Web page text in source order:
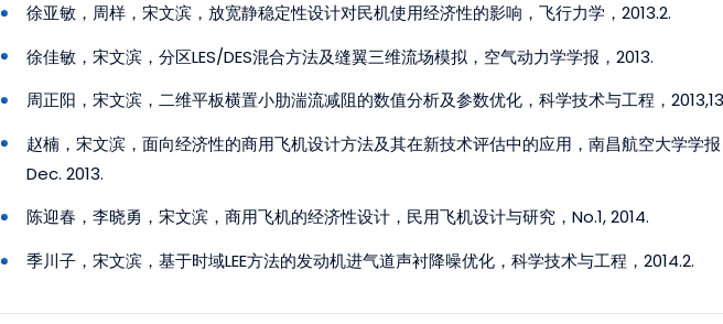
徐亚敏，周样，宋文滨，放宽静稳定性设计对民机使用经济性的影响，飞行力学，2013.2.
徐佳敏，宋文滨，分区LES/DES混合方法及缝翼三维流场模拟，空气动力学学报，2013.
周正阳，宋文滨，二维平板横置小肋湍流减阻的数值分析及参数优化，科学技术与工程，
赵楠，宋文滨，面向经济性的商用飞机设计方法及其在新技术评估中的应用，南昌航空大学学
Dec. 2013.
陈迎春，李晓勇，宋文滨，商用飞机的经济性设计，民用飞机设计与研究，No.1, 2014.
季川子，宋文滨，基于时域LEE方法的发动机进气道声衬降噪优化，科学技术与工程，2014.2.